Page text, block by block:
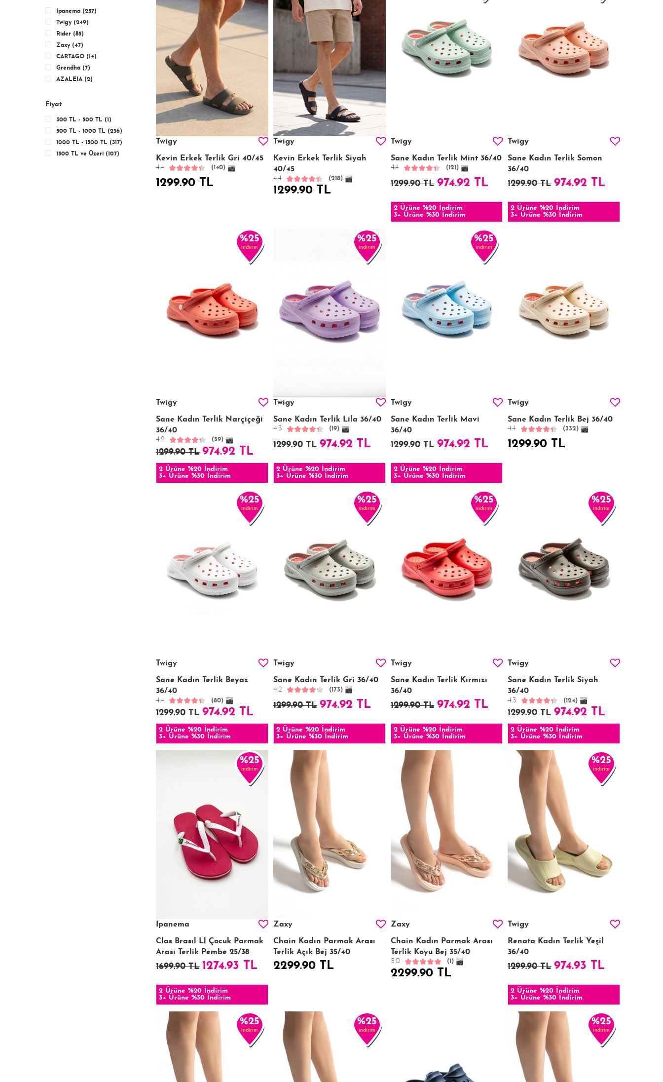
Ipanema (257)
Twigy (249)
Rider (85)
Zaxy (47)
CARTAGO (14)
Grendha (7)
AZALEIA (2)
Fiyat
300 TL - 500 TL (1)
500 TL - 1000 TL (236)
1000 TL - 1500 TL (317)
1500 TL ve Üzeri (107)
Twigy
Kevin Erkek Terlik Gri 40/45
4.4 (140)
1299.90 TL
Twigy
Kevin Erkek Terlik Siyah
40/45
4.4 (218)
1299.90 TL
Twigy
Sane Kadın Terlik Mint 36/40
4.4 (121)
1299.90 TL 974.92 TL
2 Ürüne %20 İndirim
3+ Ürüne %30 İndirim
Twigy
Sane Kadın Terlik Somon
36/40
1299.90 TL 974.92 TL
2 Ürüne %20 İndirim
3+ Ürüne %30 İndirim
%25
indirim
Twigy
Sane Kadın Terlik Narçiçeği
36/40
4.2 (59)
1299.90 TL 974.92 TL
2 Ürüne %20 İndirim
3+ Ürüne %30 İndirim
%25
indirim
Twigy
Sane Kadın Terlik Lila 36/40
4.3 (19)
1299.90 TL 974.92 TL
2 Ürüne %20 İndirim
3+ Ürüne %30 İndirim
%25
indirim
Twigy
Sane Kadın Terlik Mavi
36/40
1299.90 TL 974.92 TL
2 Ürüne %20 İndirim
3+ Ürüne %30 İndirim
Twigy
Sane Kadın Terlik Bej 36/40
4.4 (332)
1299.90 TL
%25
indirim
Twigy
Sane Kadın Terlik Beyaz
36/40
4.4 (80)
1299.90 TL 974.92 TL
2 Ürüne %20 İndirim
3+ Ürüne %30 İndirim
%25
indirim
Twigy
Sane Kadın Terlik Gri 36/40
4.2 (173)
1299.90 TL 974.92 TL
2 Ürüne %20 İndirim
3+ Ürüne %30 İndirim
%25
indirim
Twigy
Sane Kadın Terlik Kırmızı
36/40
1299.90 TL 974.92 TL
2 Ürüne %20 İndirim
3+ Ürüne %30 İndirim
%25
indirim
Twigy
Sane Kadın Terlik Siyah
36/40
4.3 (124)
1299.90 TL 974.92 TL
2 Ürüne %20 İndirim
3+ Ürüne %30 İndirim
%25
indirim
Ipanema
Clas Brasıl Ll Çocuk Parmak
Arası Terlik Pembe 25/38
1699.90 TL 1274.93 TL
2 Ürüne %20 İndirim
3+ Ürüne %30 İndirim
Zaxy
Chain Kadın Parmak Arası
Terlik Açık Bej 35/40
2299.90 TL
Zaxy
Chain Kadın Parmak Arası
Terlik Koyu Bej 35/40
5.0 (1)
2299.90 TL
%25
indirim
Twigy
Renata Kadın Terlik Yeşil
36/40
1299.90 TL 974.93 TL
2 Ürüne %20 İndirim
3+ Ürüne %30 İndirim
%25
indirim
%25
indirim
%25
indirim